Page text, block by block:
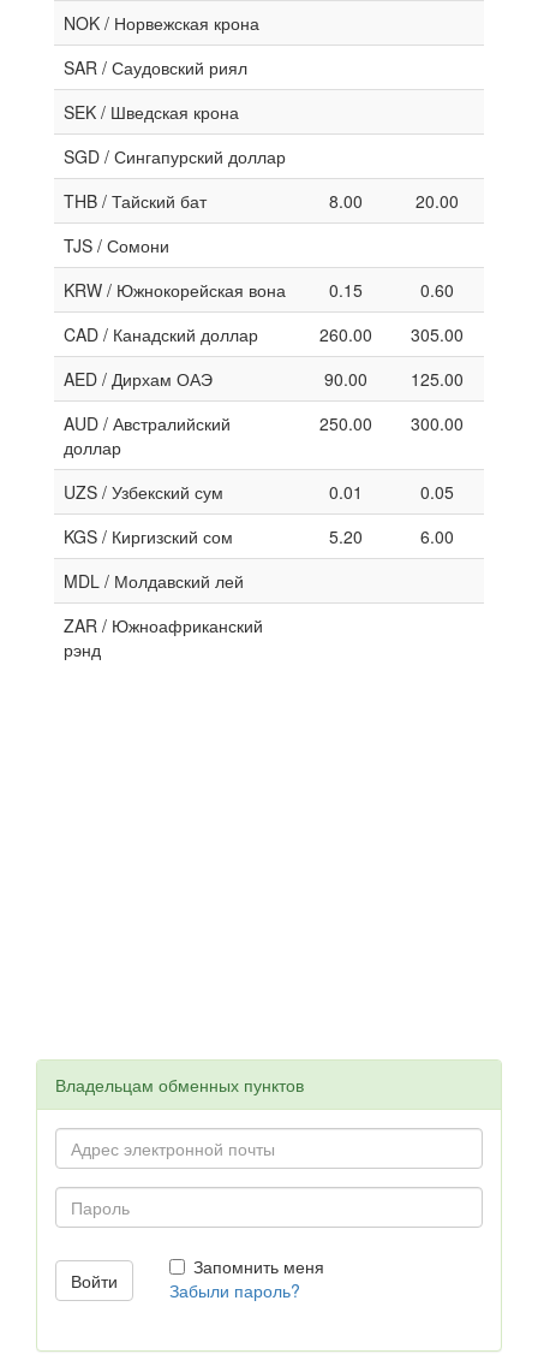
NOK / Норвежская крона
SAR / Саудовский риял
SEK / Шведская крона
SGD / Сингапурский доллар
THB / Тайский бат
8.00
20.00
TJS / Сомони
KRW / Южнокорейская вона
0.15
0.60
CAD / Канадский доллар
260.00
305.00
AED / Дирхам ОАЭ
90.00
125.00
AUD / Австралийский
доллар
250.00 300.00
UZS / Узбекский сум 0.01
0.05
KGS / Киргизский сом
5.20
6.00
MDL / Молдавский лей
ZAR / Южноафриканский
рэнд
Владельцам обменных пунктов
Запомнить меня
Забыли пароль?